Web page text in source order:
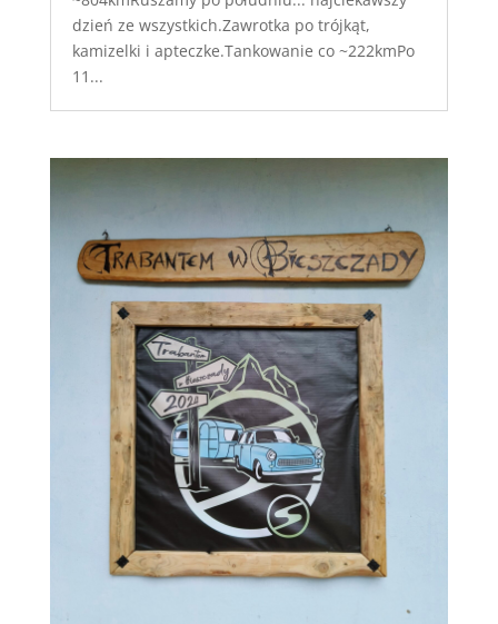
dzień ze wszystkich.Zawrotka po trójkąt,
kamizelki i apteczke.Tankowanie co ~222kmPo
11...